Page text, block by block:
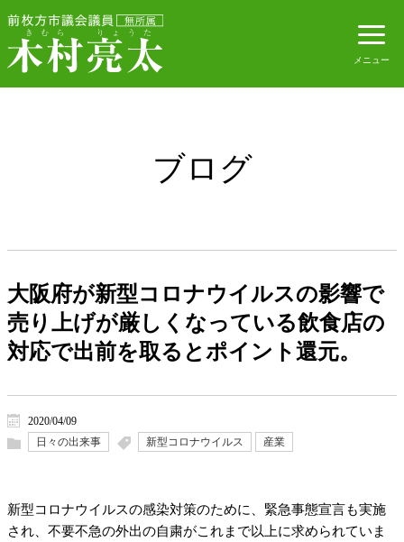
ブログ
大阪府が新型コロナウイルスの影響で
売り上げが厳しくなっている飲食店の
対応で出前を取るとポイント還元。
2020/04/09
日々の出来事
新型コロナウイルス 産業
新型コロナウイルスの感染対策のために、緊急事態宣言も実施
され、不要不急の外出の自粛がこれまで以上に求められていま